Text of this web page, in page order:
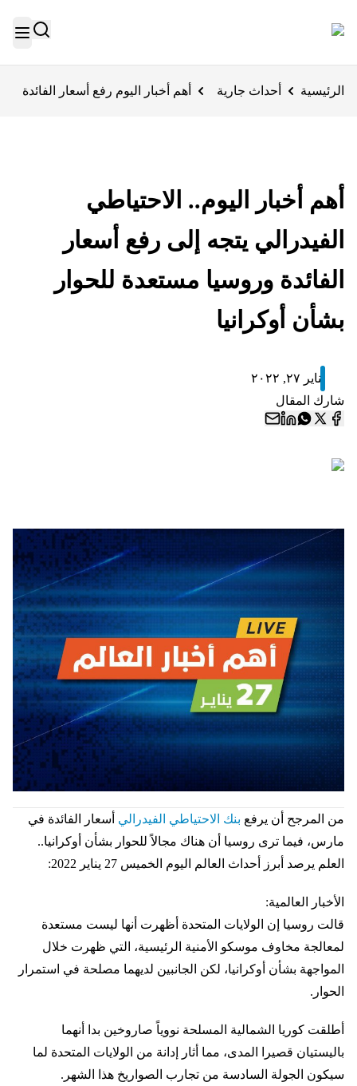
الرئيسية أحداث جارية أهم أخبار اليوم رفع أسعار الفائدة
أهم أخبار اليوم.. الاحتياطي
الفيدرالي يتجه إلى رفع أسعار
الفائدة وروسيا مستعدة للحوار
بشأن أوكرانيا
يناير ٢٧, ٢٠٢٢
شارك المقال
من المرجح أن يرفع بنك الاحتياطي الفيدرالي أسعار الفائدة في
مارس، فيما ترى روسيا أن هناك مجالاً للحوار بشأن أوكرانيا..
العلم يرصد أبرز أحداث العالم اليوم الخميس 27 يناير 2022:
الأخبار العالمية:
قالت روسيا إن الولايات المتحدة أظهرت أنها ليست مستعدة
لمعالجة مخاوف موسكو الأمنية الرئيسية، التي ظهرت خلال
المواجهة بشأن أوكرانيا، لكن الجانبين لديهما مصلحة في استمرار
الحوار.
أطلقت كوريا الشمالية المسلحة نووياً صاروخين بدا أنهما
باليستيان قصيرا المدى، مما أثار إدانة من الولايات المتحدة لما
سيكون الجولة السادسة من تجارب الصواريخ هذا الشهر.